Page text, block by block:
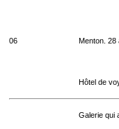
06 Menton. 28
Hôtel de
Galerie qui